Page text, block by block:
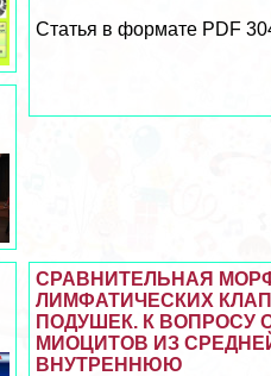
Статья в формате PDF
СРАВНИТЕЛЬНАЯ
ЛИМФАТИЧЕСКИХ
ПОДУШЕК. К ВОПРОСУ
МИОЦИТОВ ИЗ
ВНУТРЕННЮЮ